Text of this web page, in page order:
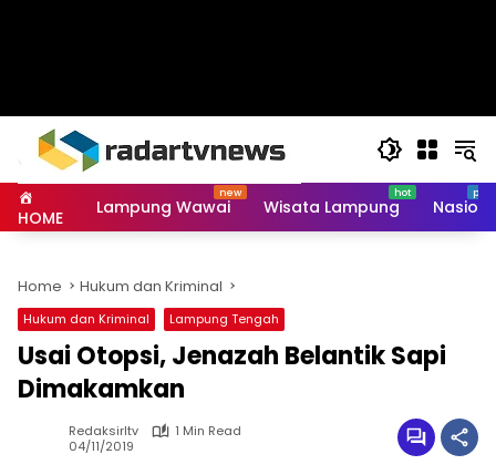
HOME Lampung Wawai Wisata Lampung
Home Hukum dan Kriminal
Hukum dan Kriminal Lampung Tengah
Usai Otopsi, Jenazah Belantik Sapi
Dimakamkan
Redaksirltv
1 Min Read
04/11/2019